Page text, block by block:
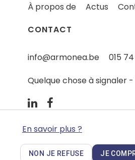
À propos de
Actus
CONTACT
info@armonea.be
015
Quelque chose à signaler
En savoir plus ?
NON JE REFUSE JE